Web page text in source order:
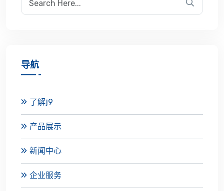
导航
了解j9
产品展示
新闻中心
企业服务